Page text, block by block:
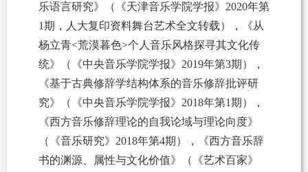
乐语言研究》（《天津音乐学院学报》 2020年第
1期，人大复印资料舞台艺术全文转载），《从
杨立青<荒漠暮色>个人音乐风格探寻其文化传
统》（《中央音乐学院学报》 2019年第3期），
《基于古典修辞学结构体系的音乐修辞批评研
究》（《中央音乐学院学报》 2018年第1期），
《西方音乐修辞理论的自我论域与理论向度》
（《音乐研究》 2018年第4期），《西方音乐辞
书的渊源、属性与文化价值》（《艺术百家》